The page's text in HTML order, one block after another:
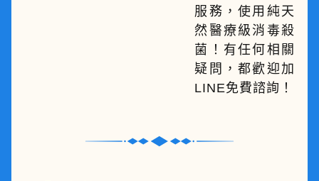
服務，使用純天
然醫療級消毒殺
菌！有任何相關
疑問，都歡迎加
LINE免費諮詢！